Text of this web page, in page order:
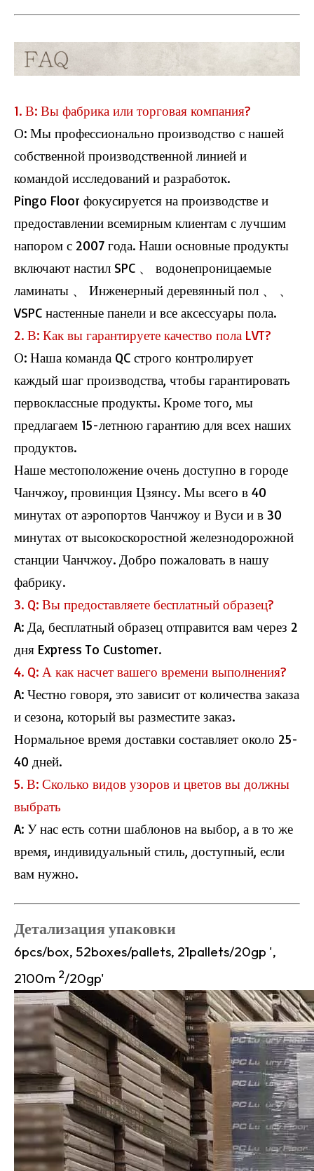
1. В: Вы фабрика или торговая компания?
О: Мы профессионально производство с нашей
собственной производственной линией и
командой исследований и разработок.
Pingo Floor фокусируется на производстве и
предоставлении всемирным клиентам с лучшим
напором с 2007 года. Наши основные продукты
включают настил SPC 、 водонепроницаемые
ламинаты 、 Инженерный деревянный пол 、 、
VSPC настенные панели и все аксессуары пола.
2. В: Как вы гарантируете качество пола LVT?
О: Наша команда QC строго контролирует
каждый шаг производства, чтобы гарантировать
первоклассные продукты. Кроме того, мы
предлагаем 15-летнюю гарантию для всех наших
продуктов.
Наше местоположение очень доступно в городе
Чанчжоу, провинция Цзянсу. Мы всего в 40
минутах от аэропортов Чанчжоу и Вуси и в 30
минутах от высокоскоростной железнодорожной
станции Чанчжоу. Добро пожаловать в нашу
фабрику.
3. Q: Вы предоставляете бесплатный образец?
A: Да, бесплатный образец отправится вам через 2
дня Express To Customer.
4. Q: А как насчет вашего времени выполнения?
A: Честно говоря, это зависит от количества заказа
и сезона, который вы разместите заказ.
Нормальное время доставки составляет около 25-
40 дней.
5. В: Сколько видов узоров и цветов вы должны
выбрать
A: У нас есть сотни шаблонов на выбор, а в то же
время, индивидуальный стиль, доступный, если
вам нужно.
Детализация упаковки
6pcs/box, 52boxes/pallets, 21pallets/20gp ',
2100m 2/20gp'